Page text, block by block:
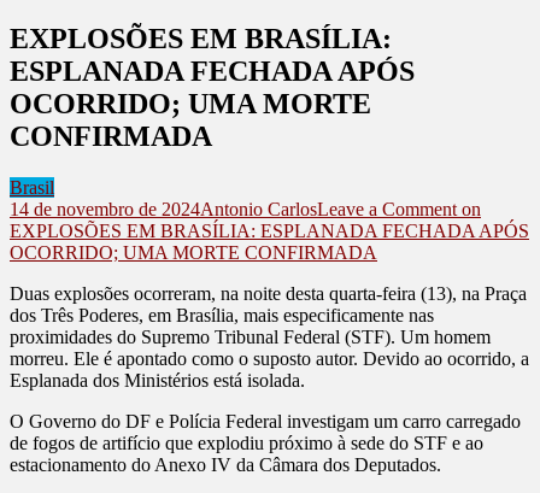
EXPLOSÕES EM BRASÍLIA:
ESPLANADA FECHADA APÓS
OCORRIDO; UMA MORTE
CONFIRMADA
Brasil
14 de novembro de 2024Antonio CarlosLeave a Comment on
EXPLOSÕES EM BRASÍLIA: ESPLANADA FECHADA APÓS
OCORRIDO; UMA MORTE CONFIRMADA
Duas explosões ocorreram, na noite desta quarta-feira (13), na Praça
dos Três Poderes, em Brasília, mais especificamente nas
proximidades do Supremo Tribunal Federal (STF). Um homem
morreu. Ele é apontado como o suposto autor. Devido ao ocorrido, a
Esplanada dos Ministérios está isolada.
O Governo do DF e Polícia Federal investigam um carro carregado
de fogos de artifício que explodiu próximo à sede do STF e ao
estacionamento do Anexo IV da Câmara dos Deputados.